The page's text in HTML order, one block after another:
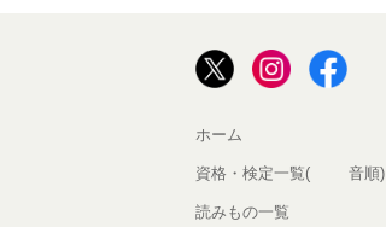
ホーム
資格・検定一覧(50音順)
読みもの一覧